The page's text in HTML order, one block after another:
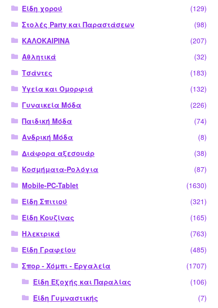
Είδη χορού
(129)
Στολές Party και Παραστάσεων
(98)
ΚΑΛΟΚΑΙΡΙΝΑ
(207)
Αθλητικά
(32)
Τσάντες
(183)
Υγεία και Ομορφιά
(132)
Γυναικεία Μόδα
(226)
Παιδική Μόδα
(74)
Ανδρική Μόδα
(8)
Διάφορα αξεσουάρ
(38)
Κοσμήματα-Ρολόγια
(87)
Mobile-PC-Tablet
(1630)
Είδη Σπιτιού
(321)
Είδη Κουζίνας
(165)
Ηλεκτρικά
(763)
Είδη Γραφείου
(485)
Σπορ - Χόμπι - Εργαλεία
(1707)
Είδη Εξοχής και Παραλίας
(106)
Είδη Γυμναστικής
(7)